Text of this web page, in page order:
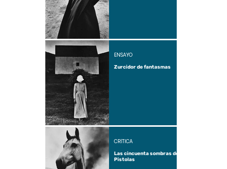
Zurcidor de fantasmas
ENSAYO
Las cincuenta sombras de
Pistolas
CRÍTICA